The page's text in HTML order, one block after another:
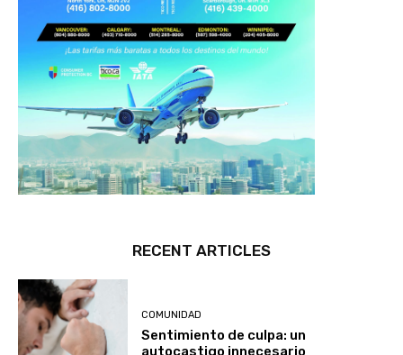
RECENT ARTICLES
COMUNIDAD
Sentimiento de culpa: un